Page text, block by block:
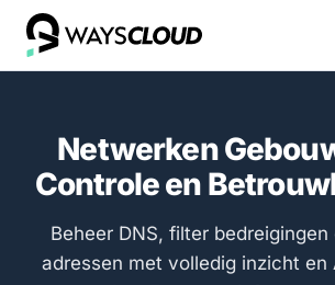
Netwerken
Controle en
Beheer DNS, filter
adressen met volledig inzicht en